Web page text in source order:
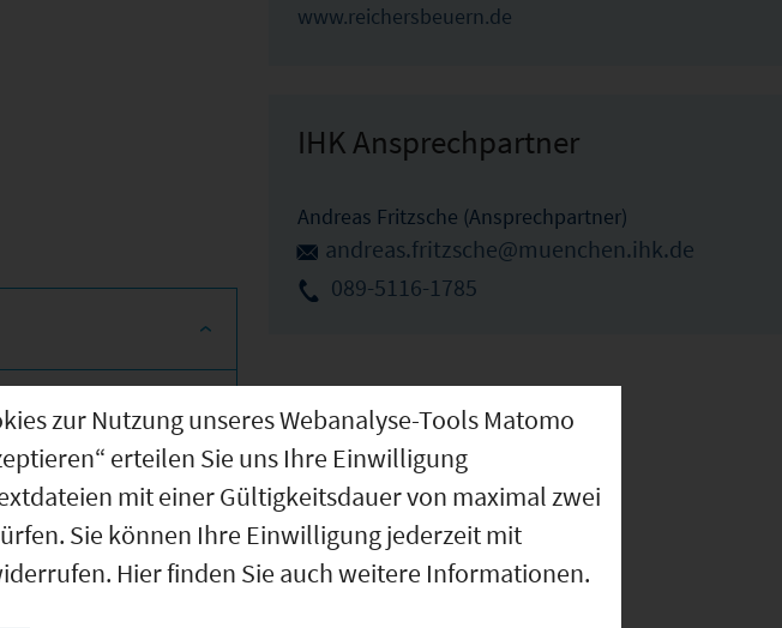
www.reichersbeuern.de
IHK Ansprechpartner
Andreas Fritzsche (Ansprechpartner)
andreas.fritzsche@muenchen.ihk.de
089-5116-1785
zur Nutzung unseres Webanalyse-Tools Matomo
erteilen Sie uns Ihre Einwilligung
mit einer Gültigkeitsdauer von maximal zwei
Sie können Ihre Einwilligung jederzeit mit
Hier finden Sie auch weitere Informationen.